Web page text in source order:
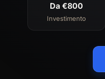
Da €800
Investimento